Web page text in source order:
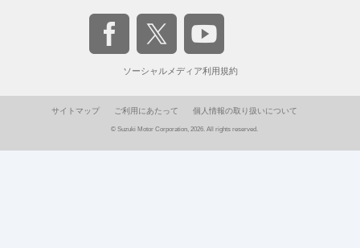
ソーシャルメディア利用規約
サイトマップ ご利用にあたって 個人情報の取り扱いについて
© Suzuki Motor Corporation, 2026. All rights reserved.